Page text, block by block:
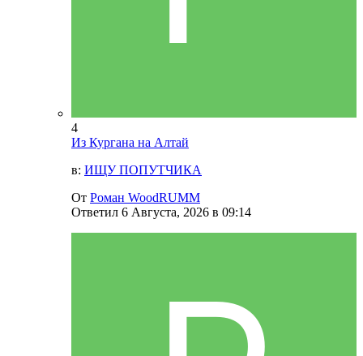
4
Из Кургана на Алтай
в: ИЩУ ПОПУТЧИКА
От Роман WoodRUMM
Ответил 6 Августа, 2026 в 09:14